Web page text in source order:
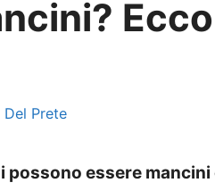
Del Prete
possono essere